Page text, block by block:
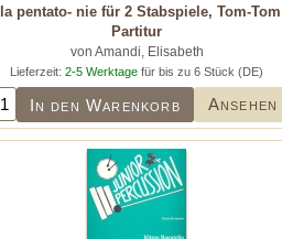
pentato- nie für 2 Stabspiele, Tom-
Partitur
von Amandi, Elisabeth
Lieferzeit: 2-5 Werktage für bis zu 6 Stück (DE)
In den Warenkorb Ansehen